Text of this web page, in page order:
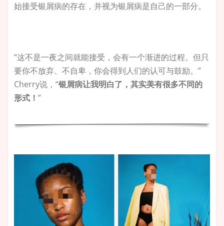
始接受银屑病的存在，并视为银屑病是自己的一部分。
“这不是一夜之间就能接受，会有一个渐进的过程。但只
要你不放弃、不自卑，你会得到人们的认可与鼓励。”
Cherry说，“银屑病让我明白了，其实美有很多不同的
形式！ ”